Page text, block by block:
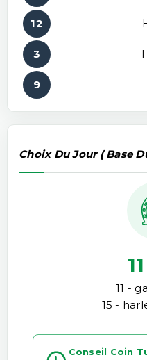
12
3
9
Choix Du Jour ( Base
11 -
15 -
Conseil Coin